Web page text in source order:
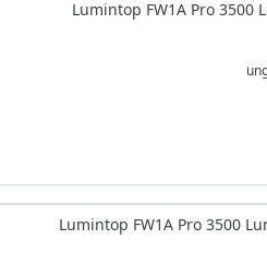
Lumintop FW1A Pro 3500
Lumintop FW1A Pro 3500